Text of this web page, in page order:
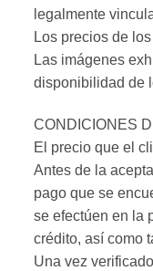
legalmente
Los precios de
Las imágenes
disponibilidad de
CONDICIONES
El precio que el
Antes de la
pago que se
se efectúen en la
crédito, así como
Una vez